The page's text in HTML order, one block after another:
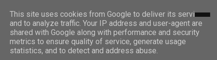
styranews.gr
Ειδήσεις-Γεγονότα-Επικαιρότητα
This site uses cookies from Google to deliver its services
and to analyze traffic. Your IP address and user-agent are
shared with Google along with performance and security
metrics to ensure quality of service, generate usage
statistics, and to detect and address abuse.